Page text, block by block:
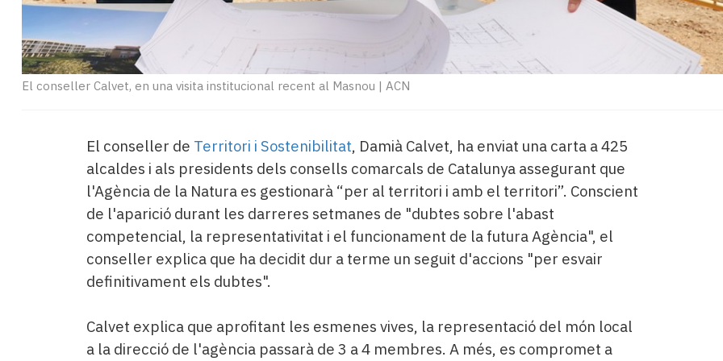
El conseller Calvet, en una visita institucional recent al Masnou | ACN
El conseller de Territori i Sostenibilitat, Damià Calvet, ha enviat una carta a 425
alcaldes i als presidents dels consells comarcals de Catalunya assegurant que
l'Agència de la Natura es gestionarà “per al territori i amb el territori”. Conscient
de l'aparició durant les darreres setmanes de "dubtes sobre l'abast
competencial, la representativitat i el funcionament de la futura Agència", el
conseller explica que ha decidit dur a terme un seguit d'accions "per esvair
definitivament els dubtes".
Calvet explica que aprofitant les esmenes vives, la representació del món local
a la direcció de l'agència passarà de 3 a 4 membres. A més, es compromet a